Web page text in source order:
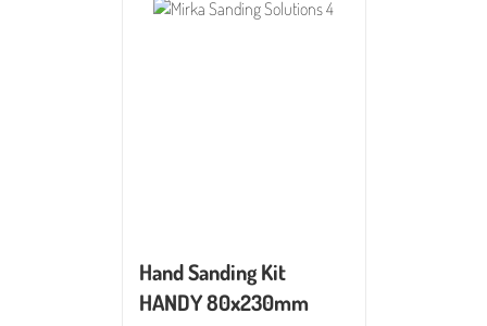
Hand Sanding Kit
HANDY 80x230mm